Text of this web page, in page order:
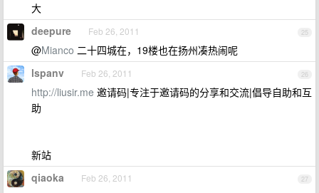
大
25
deepure Feb 26, 2011
@Mianco 二十四城在，19楼也在扬州凑热闹呢
26
lspanv Feb 26, 2011
http://liusir.me 邀请码|专注于邀请码的分享和交流|倡导自助和互
助
新站
27
qiaoka Feb 26, 2011